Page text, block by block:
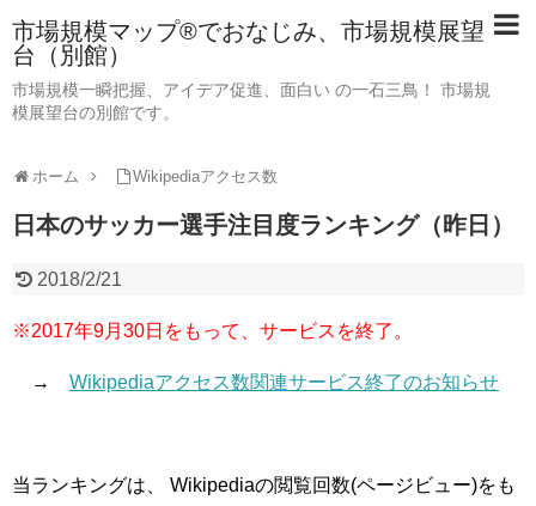
市場規模マップ®でおなじみ、市場規模展望
台（別館）
市場規模一瞬把握、アイデア促進、面白い の一石三鳥！ 市場規
模展望台の別館です。
ホーム Wikipediaアクセス数
日本のサッカー選手注目度ランキング（昨日）
2018/2/21
※2017年9月30日をもって、サービスを終了。
→ Wikipediaアクセス数関連サービス終了のお知らせ
当ランキングは、 Wikipediaの閲覧回数(ページビュー)をも